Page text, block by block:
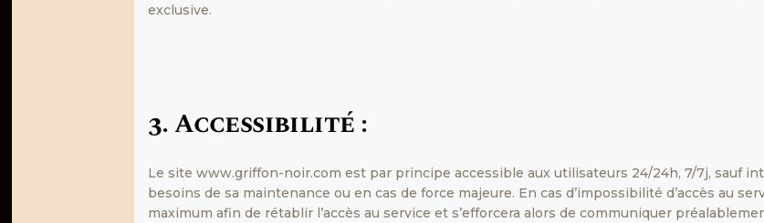
exclusive.
3. Accessibilité :
Le site www.griffon-noir.com est par principe accessible aux utilisateurs 24/24h, 7/7j, sauf
besoins de sa maintenance ou en cas de force majeure. En cas d’impossibilité d’accès au
maximum afin de rétablir l’accès au service et s’efforcera alors de communiquer